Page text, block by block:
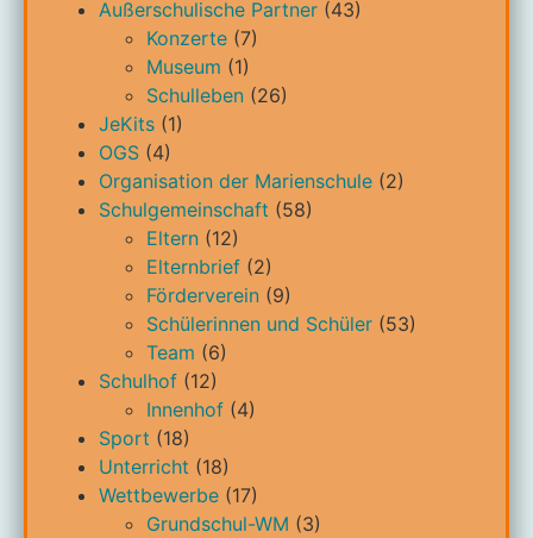
Außerschulische Partner (43)
Konzerte (7)
Museum (1)
Schulleben (26)
JeKits (1)
OGS (4)
Organisation der Marienschule (2)
Schulgemeinschaft (58)
Eltern (12)
Elternbrief (2)
Förderverein (9)
Schülerinnen und Schüler (53)
Team (6)
Schulhof (12)
Innenhof (4)
Sport (18)
Unterricht (18)
Wettbewerbe (17)
Grundschul-WM (3)